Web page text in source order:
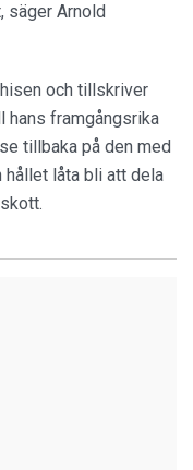
säger Arnold
och tillskriver
hans framgångsrika
tillbaka på den med
hållet låta bli att dela